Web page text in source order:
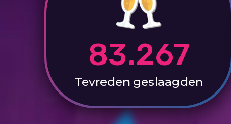
83.267
Tevreden geslaagden